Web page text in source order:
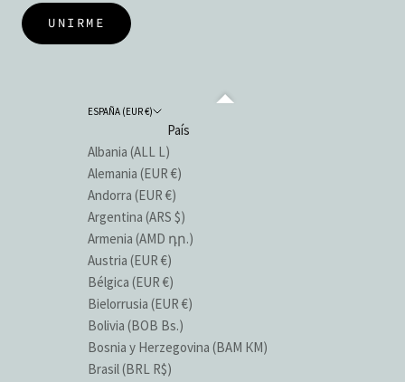
UNIRME
ESPAÑA (EUR €)
País
Albania (ALL L)
Alemania (EUR €)
Andorra (EUR €)
Argentina (ARS $)
Armenia (AMD դր.)
Austria (EUR €)
Bélgica (EUR €)
Bielorrusia (EUR €)
Bolivia (BOB Bs.)
Bosnia y Herzegovina (BAM КМ)
Brasil (BRL R$)